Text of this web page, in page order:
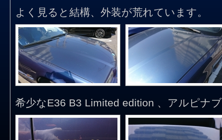
よく見ると結構、外装が荒れています。
希少なE36 B3 Limited edition 、アルピナ